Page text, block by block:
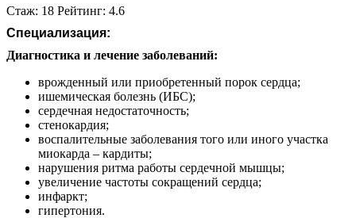
Стаж: 18 Рейтинг: 4.6
Специализация:
Диагностика и лечение заболеваний:
врожденный или приобретенный порок сердца;
ишемическая болезнь (ИБС);
сердечная недостаточность;
стенокардия;
воспалительные заболевания того или иного участка
миокарда – кардиты;
нарушения ритма работы сердечной мышцы;
увеличение частоты сокращений сердца;
инфаркт;
гипертония.